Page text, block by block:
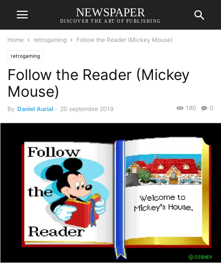
NEWSPAPER
DISCOVER THE ART OF PUBLISHING
Home retrogaming Follow the Reader (Mickey Mouse)
retrogaming
Follow the Reader (Mickey
Mouse)
By Daniel Aurial - 20 septembre 2019 0
180